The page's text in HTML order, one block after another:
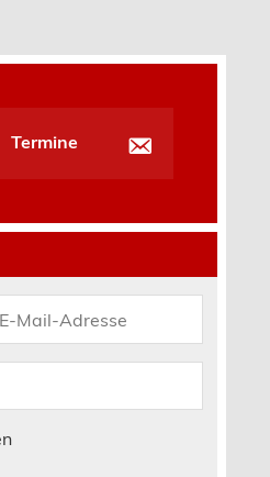
Termine